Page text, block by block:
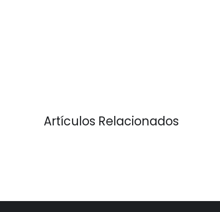
Artículos Relacionados